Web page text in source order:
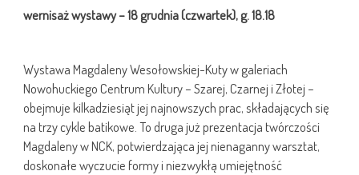
wernisaż wystawy – 18 grudnia (czwartek), g. 18.18
Wystawa Magdaleny Wesołowskiej-Kuty w galeriach
Nowohuckiego Centrum Kultury – Szarej, Czarnej i Złotej –
obejmuje kilkadziesiąt jej najnowszych prac, składających się
na trzy cykle batikowe. To druga już prezentacja twórczości
Magdaleny w NCK, potwierdzająca jej nienaganny warsztat,
doskonałe wyczucie formy i niezwykłą umiejętność